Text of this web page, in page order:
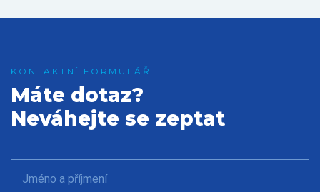
Máte dotaz?
Neváhejte se zeptat
Jméno a příjmení